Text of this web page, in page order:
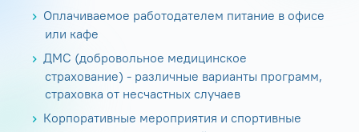
Оплачиваемое работодателем питание в офисе
или кафе
ДМС (добровольное медицинское
страхование) - различные варианты программ,
страховка от несчастных случаев
Корпоративные мероприятия и спортивные